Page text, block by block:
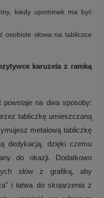
kiedy upominek ma być
osobiste słowa na tabliczce
karuzela z ramką
na dwa sposoby:
tabliczkę umieszczaną
metalową tabliczkę
dedykacją, dzięki czemu
do okazji. Dodatkowo
słów z grafiką, aby
i łatwa do skojarzenia z